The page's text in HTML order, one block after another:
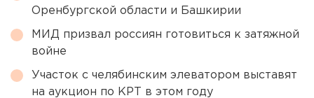
Оренбургской области и Башкирии
МИД призвал россиян готовиться к затяжной
войне
Участок с челябинским элеватором выставят
на аукцион по КРТ в этом году